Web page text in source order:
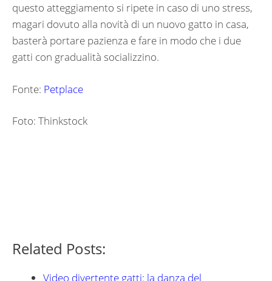
questo atteggiamento si ripete in caso di uno stress,
magari dovuto alla novità di un nuovo gatto in casa,
basterà portare pazienza e fare in modo che i due
gatti con gradualità socializzino.
Fonte: Petplace
Foto: Thinkstock
Related Posts:
Video divertente gatti: la danza del